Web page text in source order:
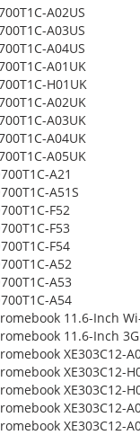
A02US
A03US
A04US
A01UK
H01UK
A02UK
A03UK
A04UK
A05UK
A21
A51S
F52
F53
F54
A52
A53
A54
11.6-Inch
11.6-Inch 3G
XE303C12-
XE303C12-
XE303C12-
XE303C12-
XE303C12-